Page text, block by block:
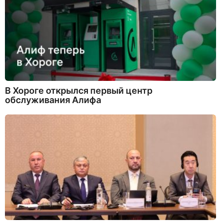
В Хороге открылся первый центр
обслуживания Алифа